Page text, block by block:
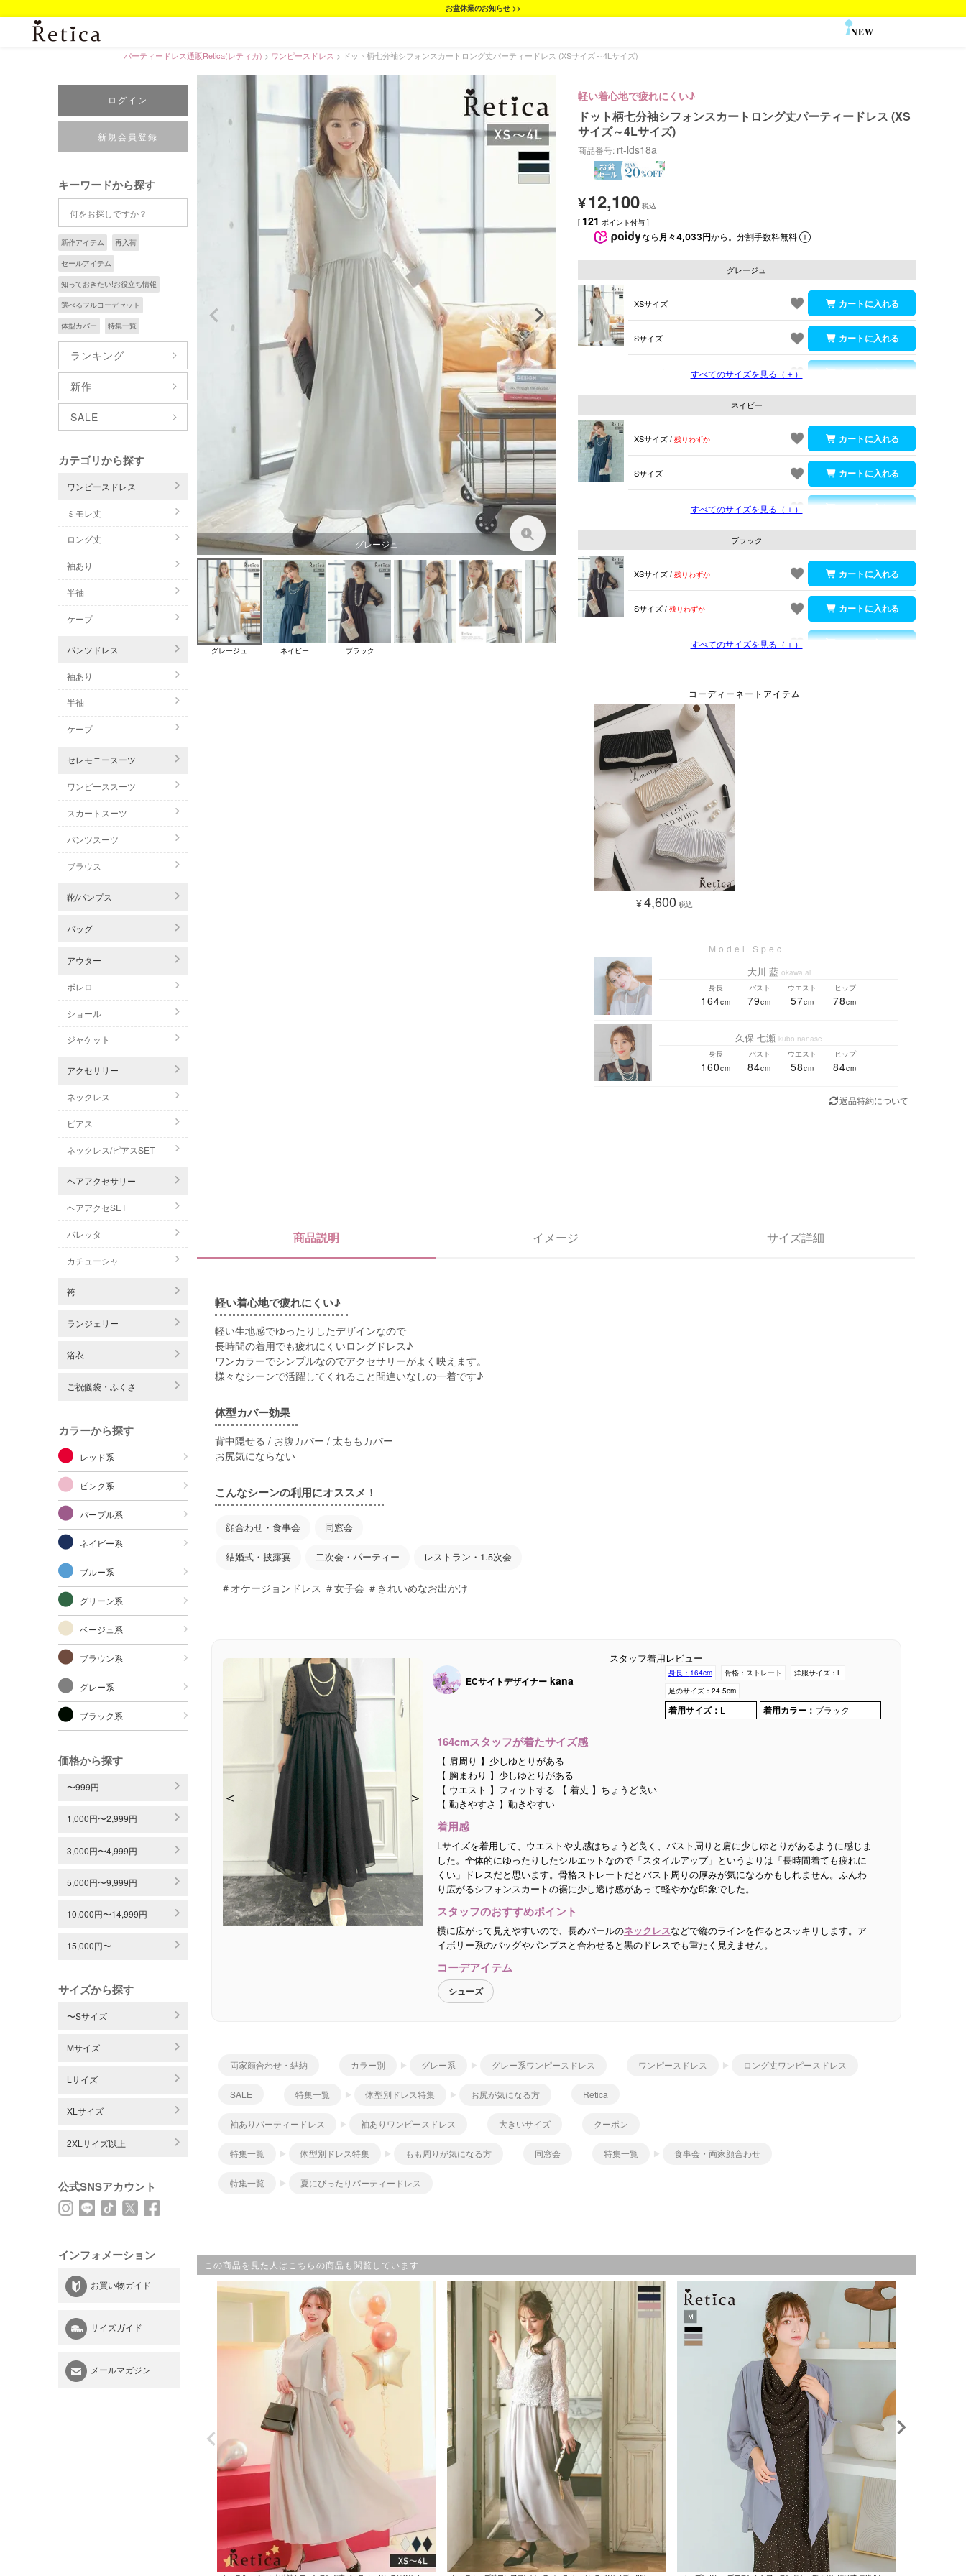
お盆休業のお知らせ >>
NEW
パーティードレス通販Retica(レティカ) ワンピースドレス ドット柄七分袖シフォンスカートロング丈パーティードレス (XSサイズ～4Lサイズ)
ログイン
新規会員登録
キーワードから探す
新作アイテム 再入荷
セールアイテム
知っておきたい!お役立ち情報
選べるフルコーデセット
体型カバー 特集一覧
ランキング
新作
SALE
カテゴリから探す
ワンピースドレス
ミモレ丈
ロング丈
袖あり
半袖
ケープ
パンツドレス
袖あり
半袖
ケープ
セレモニースーツ
ワンピーススーツ
スカートスーツ
パンツスーツ
ブラウス
靴/パンプス
バッグ
アウター
ボレロ
ショール
ジャケット
アクセサリー
ネックレス
ピアス
ネックレス/ピアスSET
ヘアアクセサリー
ヘアアクセSET
バレッタ
カチューシャ
袴
ランジェリー
浴衣
ご祝儀袋・ふくさ
カラーから探す
レッド系
ピンク系
パープル系
ネイビー系
ブルー系
グリーン系
ベージュ系
ブラウン系
グレー系
ブラック系
価格から探す
〜999円
1,000円〜2,999円
3,000円〜4,999円
5,000円〜9,999円
10,000円〜14,999円
15,000円〜
サイズから探す
〜Sサイズ
Mサイズ
Lサイズ
XLサイズ
2XLサイズ以上
公式SNSアカウント
インフォメーション
お買い物ガイド
サイズガイド
メールマガジン
グレージュ ネイビー
グレージュ ネイビー ブラック
軽い着心地で疲れにくい♪
ドット柄七分袖シフォンスカートロング丈パーティードレス (XS
サイズ～4Lサイズ)
商品番号 rt-lds18a
¥12,100
[ 121 ポイント付与 ]
なら 月々4,033円から。分割手数料無料
グレージュ
XSサイズ
Sサイズ
すべてのサイズを見る（＋）
ネイビー
XSサイズ 残りわずか
Sサイズ
残りわずかすべてのサイズを見る（＋）
ブラック
XSサイズ 残りわずか
Sサイズ 残りわずか
残りわずかすべてのサイズを見る（＋）
¥4,600 税込
大川 藍 okawa ai
身長
164
バスト
79
ウエスト
57
ヒップ
78
久保 七瀬 kubo nanase
身長
160
バスト
84
ウエスト
58
ヒップ
84
返品特約について
商品説明 イメージ サイズ詳細
軽い着心地で疲れにくい♪
軽い生地感でゆったりしたデザインなので
長時間の着用でも疲れにくいロングドレス♪
ワンカラーでシンプルなのでアクセサリーがよく映えます。
様々なシーンで活躍してくれること間違いなしの一着です♪
体型カバー効果
背中隠せる / お腹カバー / 太ももカバー
お尻気にならない
こんなシーンの利用にオススメ！
顔合わせ・食事会 同窓会
結婚式・披露宴 二次会・パーティー レストラン・1.5次会
＃オケージョンドレス ＃女子会 ＃きれいめなお出かけ
スタッフ着用レビュー
ECサイトデザイナー kana
身長： 164cm 骨格： ストレート 洋服サイズ： L
足のサイズ： 24.5cm
着用サイズ： L 着用カラー： ブラック
＜ ＞
＜ ＞
＜ ＞
164cmスタッフが着たサイズ感
【 肩周り 】少しゆとりがある
【 胸まわり 】少しゆとりがある
【 ウエスト 】フィットする 【 着丈 】ちょうど良い
【 動きやすさ 】動きやすい
着用感
Lサイズを着用して、ウエストや丈感はちょうど良く、バスト周りと肩に少しゆとりがあるように感じま
した。全体的にゆったりしたシルエットなので「スタイルアップ」というよりは「長時間着ても疲れに
くい」ドレスだと思います。骨格ストレートだとバスト周りの厚みが気になるかもしれません。ふんわ
り広がるシフォンスカートの裾に少し透け感があって軽やかな印象でした。
スタッフのおすすめポイント
横に広がって見えやすいので、長めパールのネックレスなどで縦のラインを作るとスッキリします。ア
イボリー系のバッグやパンプスと合わせると黒のドレスでも重たく見えません。
コーデアイテム
シューズ
両家顔合わせ・結納 カラー別 グレー系 グレー系ワンピースドレス ワンピースドレス ロング丈ワンピースドレス
SALE 特集一覧 体型別ドレス特集 お尻が気になる方 Retica
袖ありパーティードレス 袖ありワンピースドレス 大きいサイズ クーポン
特集一覧 体型別ドレス特集 もも周りが気になる方 同窓会 特集一覧 食事会・両家顔合わせ
特集一覧 夏にぴったりパーティードレス
この商品を見た人はこちらの商品も閲覧しています